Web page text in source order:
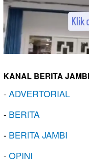
KANAL BERITA
-ADVERTORIAL
- BERITA
- BERITA JAMBI
-OPINI